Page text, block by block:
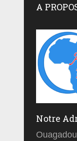
A
Notre